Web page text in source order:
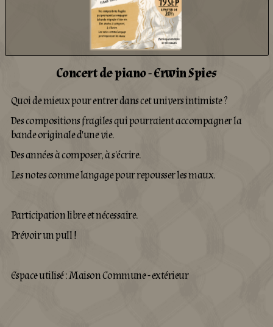
Concert de piano - Erwin Spies
Quoi de mieux pour entrer dans cet univers intimiste ?
Des compositions fragiles qui pourraient accompagner la
bande originale d'une vie.
Des années à composer, à s'écrire.
Les notes comme langage pour repousser les maux.
Participation libre et nécessaire.
Prévoir un pull !
Espace utilisé : Maison Commune - extérieur